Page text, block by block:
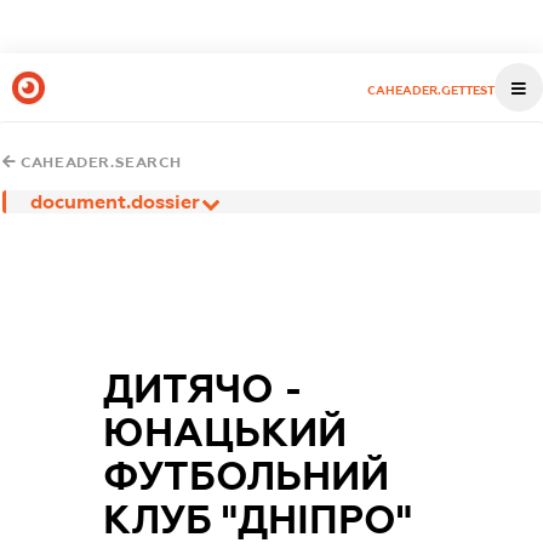
CAHEADER.GETTEST
CAHEADER.SEARCH
document.dossier
ДИТЯЧО -
ЮНАЦЬКИЙ
ФУТБОЛЬНИЙ
КЛУБ "ДНІПРО"